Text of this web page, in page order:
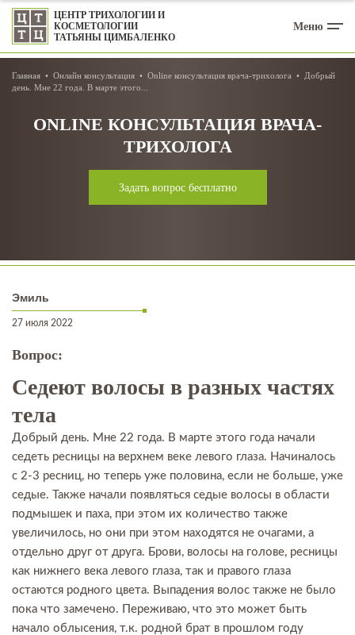
ЦЕНТР ТРИХОЛОГИИ И
КОСМЕТОЛОГИИ
ТАТЬЯНЫ ЦИМБАЛЕНКО
Меню
Главная Онлайн консультация Online консультация врача-трихолога
Добрый
день. Мне 22 года. В марте этого...
ONLINE КОНСУЛЬТАЦИЯ ВРАЧА-
ТРИХОЛОГА
Задать вопрос бесплатно
Эмиль
27 июля 2022
Вопрос:
Седеют волосы в разных частях
тела
Добрый день. Мне 22 года. В марте этого года начали
седеть ресницы на верхнем веке левого глаза. Начиналось
с 2-3 ресниц, но теперь уже половина, если не больше, уже
седые. Также начали появляться седые волосы в области
подмышек и паха, при этом их количество также
увеличилось, но они при этом находятся не очагами, а
отдельно друг от друга. Брови, волосы на голове, ресницы
как нижнего века левого глаза, так и правого глаза
остаются родного цвета. Выпадения волос также не было
пока что замечено. Переживаю, что это может быть
начало облысения, т.к. родной брат в прошлом году